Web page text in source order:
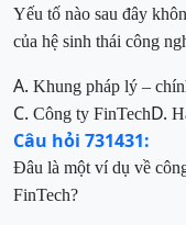
Yếu tố nào sau đây
của hệ sinh thái công
A. Khung pháp lý –
C. Công ty FinTechD.
Câu hỏi 731431:
Đâu là một ví dụ về
FinTech?